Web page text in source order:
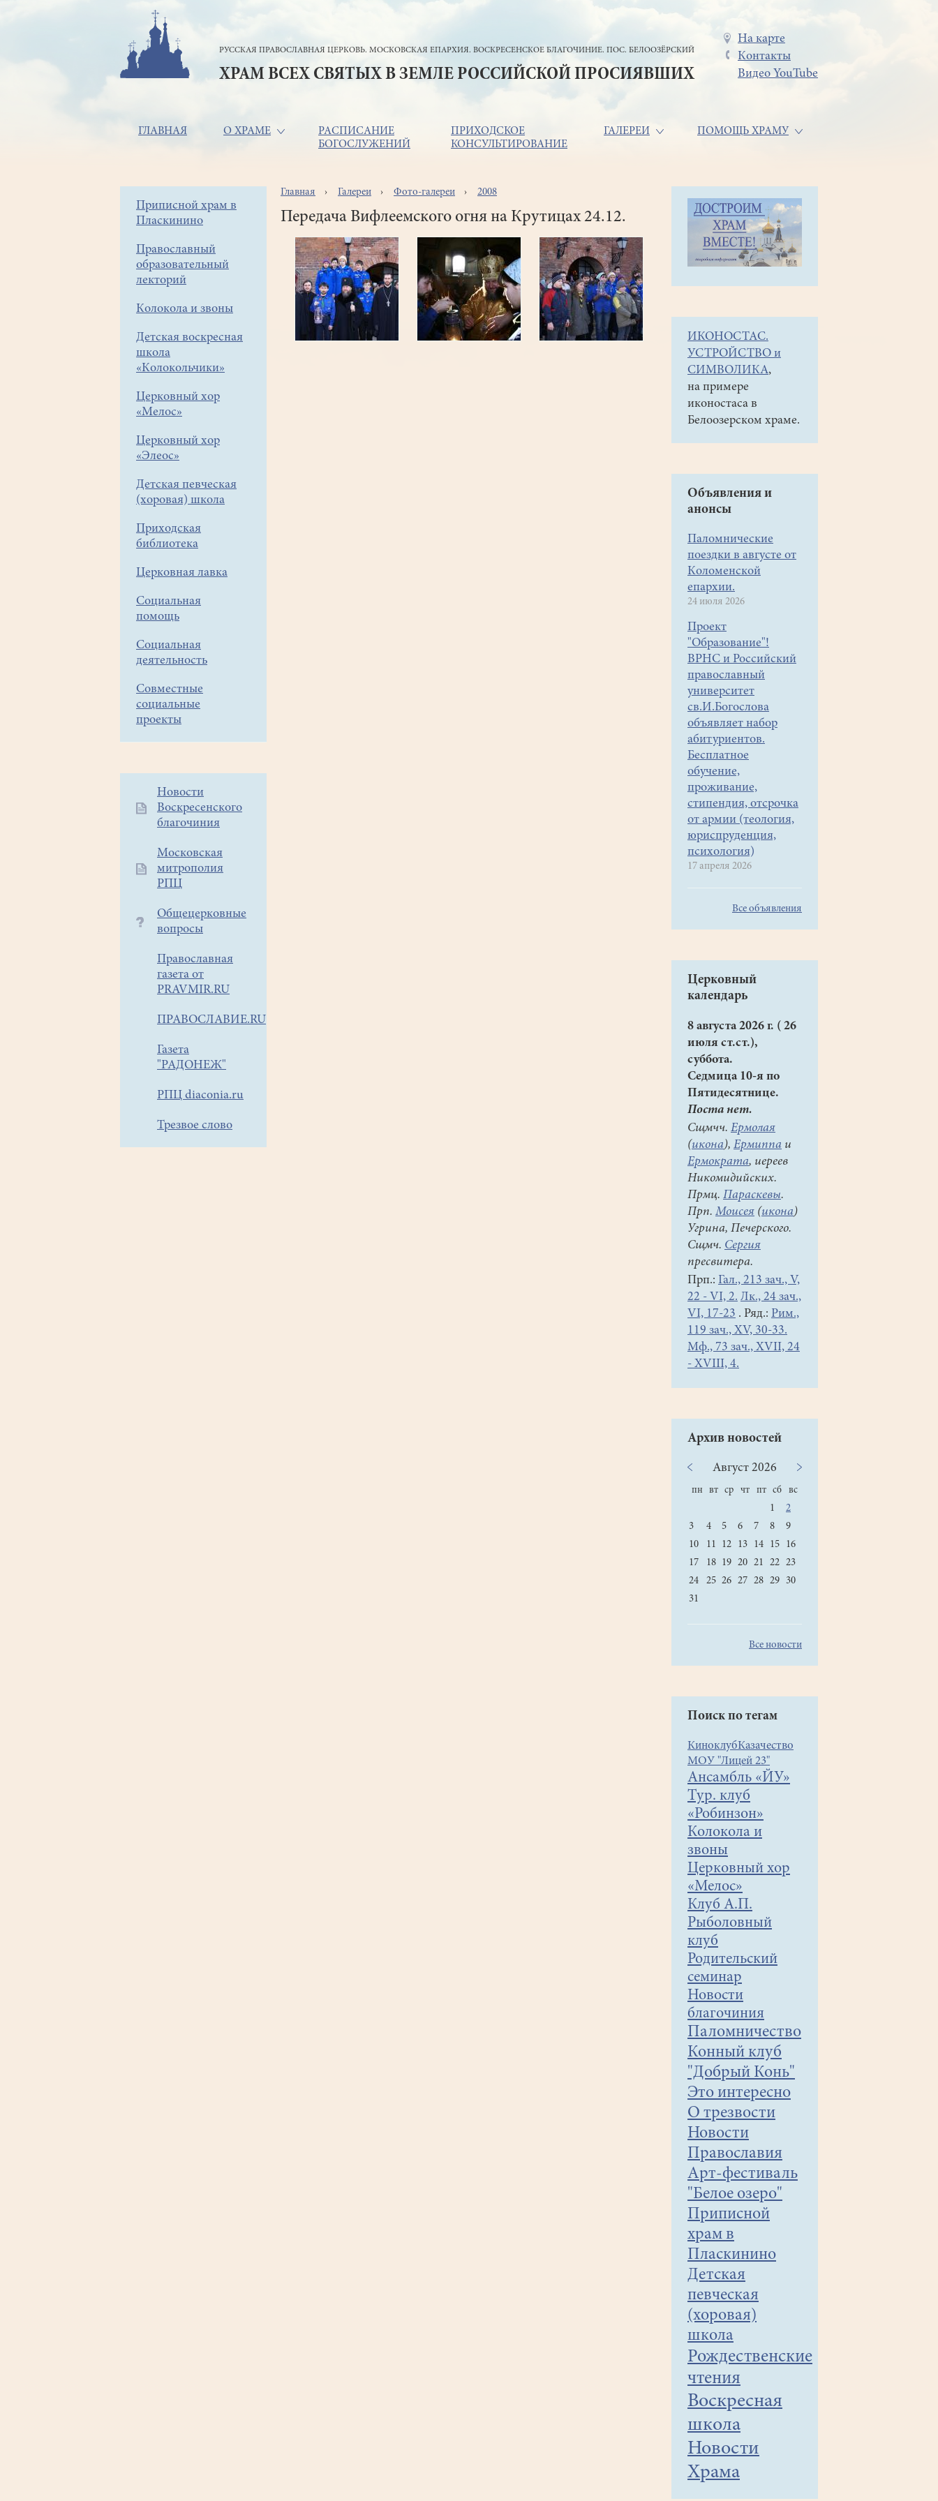
РУССКАЯ ПРАВОСЛАВНАЯ ЦЕРКОВЬ. МОСКОВСКАЯ ЕПАРХИЯ. ВОСКРЕСЕНСКОЕ БЛАГОЧИНИЕ. ПОС. БЕЛООЗЁРСКИЙ
ХРАМ ВСЕХ СВЯТЫХ В ЗЕМЛЕ РОССИЙСКОЙ ПРОСИЯВШИХ
Меню
в
На карте
Контакты
Видео YouTube
Основная
ГЛАВНАЯ О ХРАМЕ
РАСПИСАНИЕ
БОГОСЛУЖЕНИЙ
ПРИХОДСКОЕ
КОНСУЛЬТИРОВАНИЕ
ГАЛЕРЕИ ПОМОЩЬ ХРАМУ
Боковое
меню
Приписной храм в
Пласкинино
Православный
образовательный
лекторий
Колокола и звоны
Детская воскресная
школа
«Колокольчики»
Церковный хор
«Мелос»
Церковный хор
«Элеос»
Детская певческая
(хоровая) школа
Приходская
библиотека
Церковная лавка
Социальная
помощь
Социальная
деятельность
Совместные
социальные
проекты
Дополнительное
меню
Новости
Воскресенского
благочиния
Московская
митрополия
РПЦ
Общецерковные
вопросы
Православная
газета от
PRAVMIR.RU
ПРАВОСЛАВИЕ.RU
Газета
"РАДОНЕЖ"
РПЦ diaconia.ru
Трезвое слово
Строка
навигации
Главная Галереи Фото-галереи 2008
Передача Вифлеемского огня на Крутицах 24.12.
ИКОНОСТАС.
УСТРОЙСТВО и
СИМВОЛИКА,
на примере
иконостаса в
Белоозерском храме.
Объявления и
анонсы
Паломнические
поездки в августе от
Коломенской
епархии.
24 июля 2026
Проект
"Образование"!
ВРНС и Российский
православный
университет
св.И.Богослова
объявляет набор
абитуриентов.
Бесплатное
обучение,
проживание,
стипендия, отсрочка
от армии (теология,
юриспруденция,
психология)
17 апреля 2026
Все объявления
Церковный
календарь
8 августа 2026 г. ( 26
июля ст.ст.),
суббота.
Седмица 10-я по
Пятидесятнице.
Поста нет.
Сщмчч. Ермолая
(икона), Ермиппа и
Ермократа, иереев
Никомидийских.
Прмц. Параскевы.
Прп. Моисея (икона)
Угрина, Печерского.
Сщмч. Сергия
пресвитера.
Прп.: Гал., 213 зач., V,
22 - VI, 2. Лк., 24 зач.,
VI, 17-23 . Ряд.: Рим.,
119 зач., XV, 30-33.
Мф., 73 зач., XVII, 24
- XVIII, 4.
Архив новостей
Август 2026
пн вт ср чт пт сб вс
1
2
3
4 5 6 7 8
9
10
11 12 13 14 15
16
17
18 19 20 21 22 23
24
25 26 27 28 29
30
31
Все новости
Поиск по тегам
КиноклубКазачество
МОУ "Лицей 23"
Ансамбль «ЙУ»
Тур. клуб
«Робинзон»
Колокола и
звоны
Церковный хор
«Мелос»
Клуб А.П.
Рыболовный
клуб
Родительский
семинар
Новости
благочиния
Паломничество
Конный клуб
"Добрый Конь"
Это интересно
О трезвости
Новости
Православия
Арт-фестиваль
"Белое озеро"
Приписной
храм в
Пласкинино
Детская
певческая
(хоровая)
школа
Рождественские
чтения
Воскресная
школа
Новости
Храма